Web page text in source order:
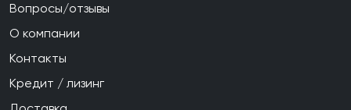
Вопросы/отзывы
О компании
Контакты
Кредит / лизинг